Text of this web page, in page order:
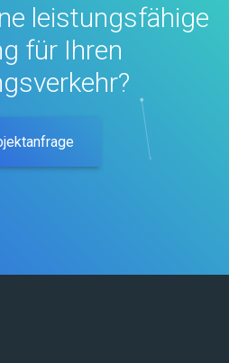
leistungsfähige
für Ihren